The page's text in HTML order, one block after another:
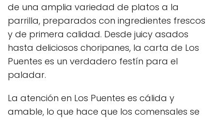
de una amplia variedad de platos a la
parrilla, preparados con ingredientes frescos
y de primera calidad. Desde juicy asados
hasta deliciosos choripanes, la carta de Los
Puentes es un verdadero festín para el
paladar.
La atención en Los Puentes es cálida y
amable, lo que hace que los comensales se